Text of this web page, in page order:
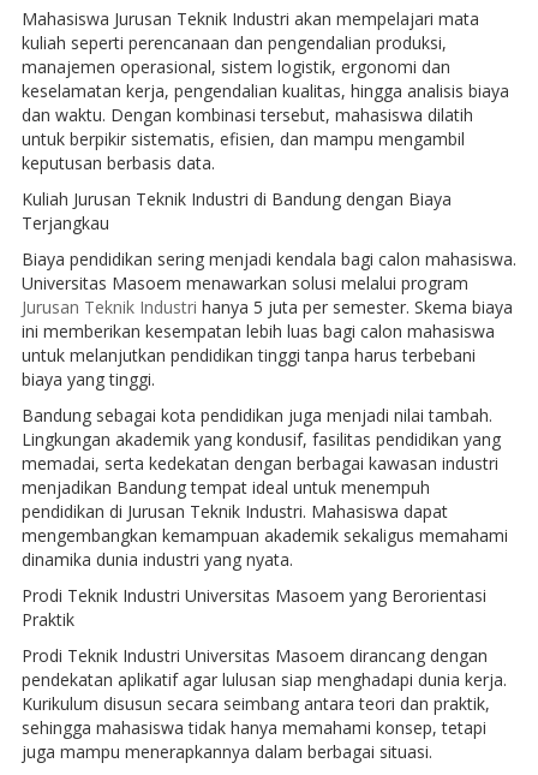
Mahasiswa Jurusan Teknik Industri akan mempelajari mata
kuliah seperti perencanaan dan pengendalian produksi,
manajemen operasional, sistem logistik, ergonomi dan
keselamatan kerja, pengendalian kualitas, hingga analisis biaya
dan waktu. Dengan kombinasi tersebut, mahasiswa dilatih
untuk berpikir sistematis, efisien, dan mampu mengambil
keputusan berbasis data.
Kuliah Jurusan Teknik Industri di Bandung dengan Biaya
Terjangkau
Biaya pendidikan sering menjadi kendala bagi calon mahasiswa.
Universitas Masoem menawarkan solusi melalui program
Jurusan Teknik Industri hanya 5 juta per semester. Skema biaya
ini memberikan kesempatan lebih luas bagi calon mahasiswa
untuk melanjutkan pendidikan tinggi tanpa harus terbebani
biaya yang tinggi.
Bandung sebagai kota pendidikan juga menjadi nilai tambah.
Lingkungan akademik yang kondusif, fasilitas pendidikan yang
memadai, serta kedekatan dengan berbagai kawasan industri
menjadikan Bandung tempat ideal untuk menempuh
pendidikan di Jurusan Teknik Industri. Mahasiswa dapat
mengembangkan kemampuan akademik sekaligus memahami
dinamika dunia industri yang nyata.
Prodi Teknik Industri Universitas Masoem yang Berorientasi
Praktik
Prodi Teknik Industri Universitas Masoem dirancang dengan
pendekatan aplikatif agar lulusan siap menghadapi dunia kerja.
Kurikulum disusun secara seimbang antara teori dan praktik,
sehingga mahasiswa tidak hanya memahami konsep, tetapi
juga mampu menerapkannya dalam berbagai situasi.